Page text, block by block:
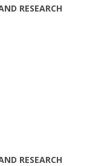
RESEARCH
RESEARCH